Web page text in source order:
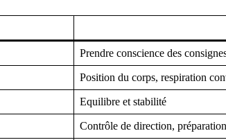
Prendre conscience des
Position du corps, respiration
Equilibre et stabilité
Contrôle de direction,